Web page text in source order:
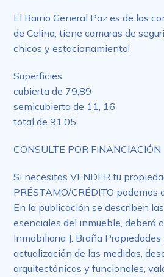
El Barrio General Paz es de los
de Celina, tiene camaras de
chicos y estacionamiento!
Superficies:
cubierta de 79,89
semicubierta de 11, 16
total de 91,05
CONSULTE POR FINANCIACIÓN
Si necesitas VENDER tu
PRÉSTAMO/CRÉDITO podemos
En la publicación se describen
esenciales del inmueble, deberá
Inmobiliaria J. Braña
actualización de las medidas,
arquitectónicas y funcionales,